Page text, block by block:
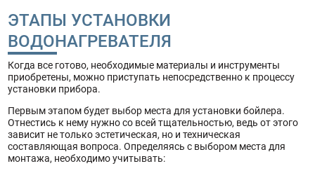
ЭТАПЫ УСТАНОВКИ
ВОДОНАГРЕВАТЕЛЯ
Когда все готово, необходимые материалы и инструменты
приобретены, можно приступать непосредственно к процессу
установки прибора.
Первым этапом будет выбор места для установки бойлера.
Отнестись к нему нужно со всей тщательностью, ведь от этого
зависит не только эстетическая, но и техническая
составляющая вопроса. Определяясь с выбором места для
монтажа, необходимо учитывать: